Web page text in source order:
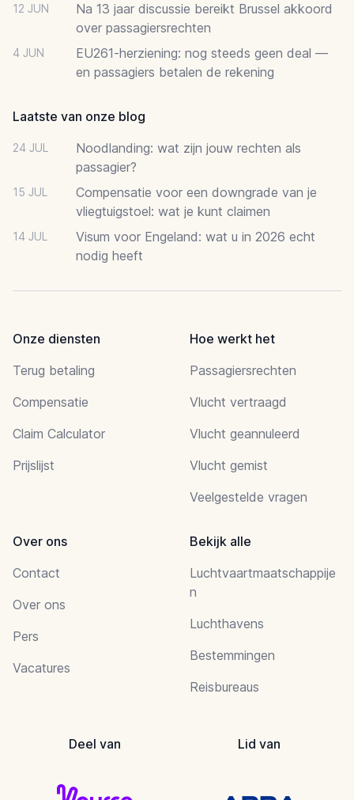
12 JUN
Na 13 jaar discussie bereikt Brussel akkoord
over passagiersrechten
4 JUN
EU261-herziening: nog steeds geen deal —
en passagiers betalen de rekening
Laatste van onze blog
24 JUL
Noodlanding: wat zijn jouw rechten als
passagier?
15 JUL
Compensatie voor een downgrade van je
vliegtuigstoel: wat je kunt claimen
14 JUL
Visum voor Engeland: wat u in 2026 echt
nodig heeft
Onze diensten
Terug betaling
Compensatie
Claim Calculator
Prijslijst
Hoe werkt het
Passagiersrechten
Vlucht vertraagd
Vlucht geannuleerd
Vlucht gemist
Veelgestelde vragen
Over ons
Contact
Over ons
Pers
Vacatures
Bekijk alle
Luchtvaartmaatschappije
n
Luchthavens
Bestemmingen
Reisbureaus
Deel van Lid van